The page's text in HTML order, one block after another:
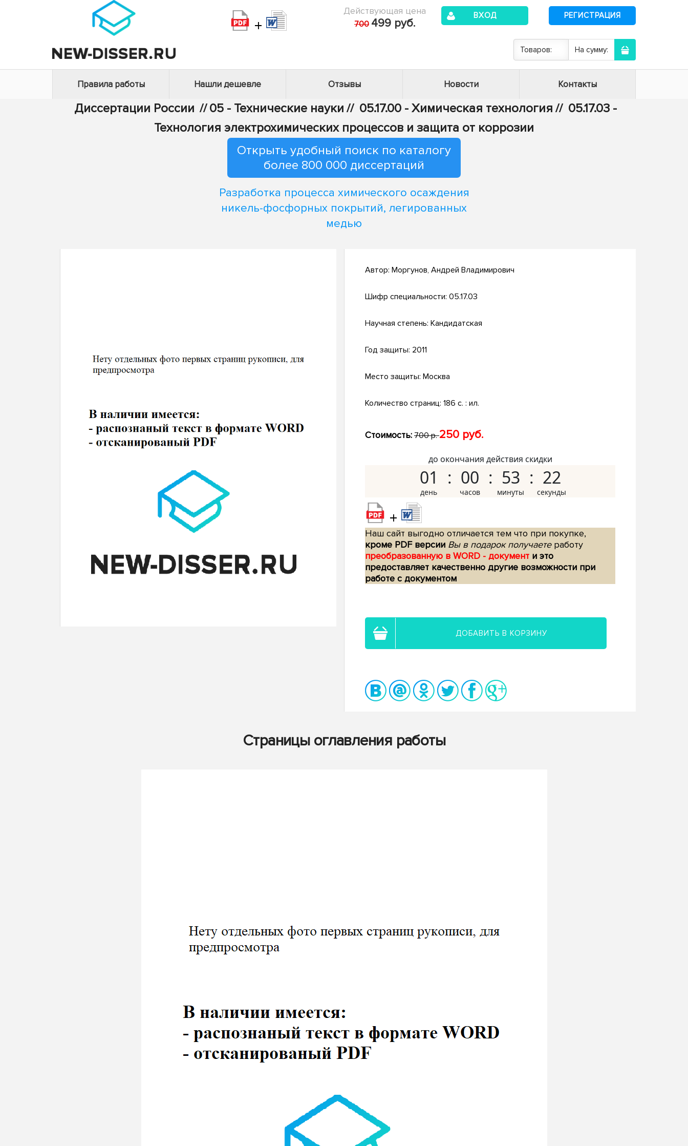
+
Действующая цена
700 499 руб.
ВХОД РЕГИСТРАЦИЯ
Товаров: На сумму:
Правила работы Нашли дешевле Отзывы Новости Контакты
Диссертации России // 05 - Технические науки // 05.17.00 - Химическая технология // 05.17.03 -
Технология электрохимических процессов и защита от коррозии
Открыть удобный поиск по каталогу
более 800 000 диссертаций
Разработка процесса химического осаждения
никель-фосфорных покрытий, легированных
медью
Автор: Моргунов, Андрей Владимирович
Шифр специальности: 05.17.03
Научная степень: Кандидатская
Год защиты: 2011
Место защиты: Москва
Количество страниц: 186 с. : ил.
Стоимость: 700 р.250 руб.
до окончания действия скидки
01 00 53 21
+
Наш сайт выгодно отличается тем что при покупке,
кроме PDF версии Вы в подарок получаетеработу
преобразованную в WORD - документ и это
предоставляет качественно другие возможности при
работе с документом
ДОБАВИТЬ В КОРЗИНУ
Страницы оглавления работы